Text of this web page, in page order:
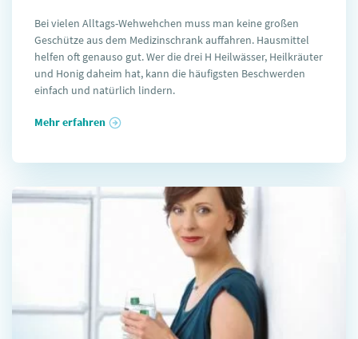
Bei vielen Alltags-Wehwehchen muss man keine großen
Geschütze aus dem Medizinschrank auffahren. Hausmittel
helfen oft genauso gut. Wer die drei H Heilwässer, Heilkräuter
und Honig daheim hat, kann die häufigsten Beschwerden
einfach und natürlich lindern.
Mehr erfahren